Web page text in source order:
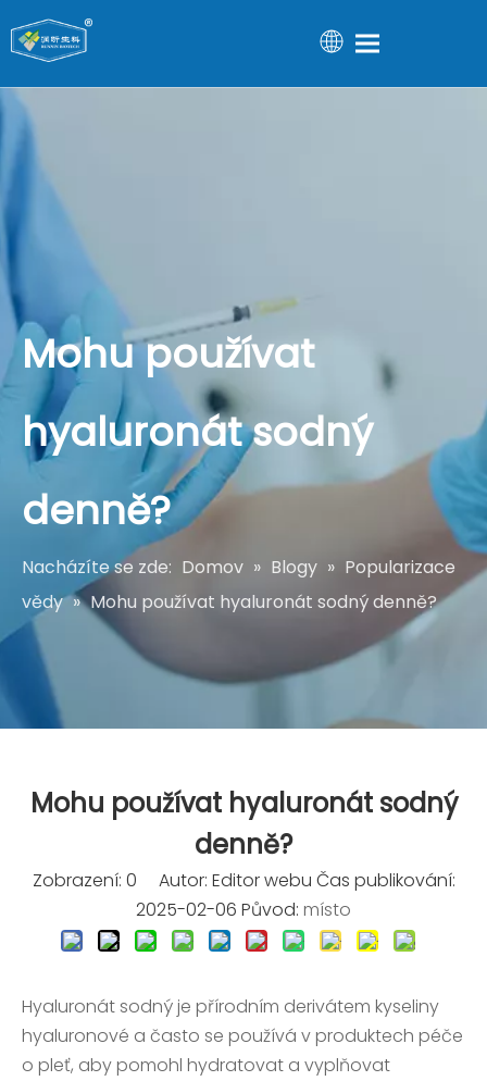
Mohu používat
hyaluronát sodný
denně?
Nacházíte se zde: Domov » Blogy » Popularizace
vědy » Mohu používat hyaluronát sodný denně?
Mohu používat hyaluronát sodný
denně?
Zobrazení: 0 Autor: Editor webu Čas publikování:
2025-02-06 Původ: místo
Hyaluronát sodný je přírodním derivátem kyseliny
hyaluronové a často se používá v produktech péče
o pleť, aby pomohl hydratovat a vyplňovat